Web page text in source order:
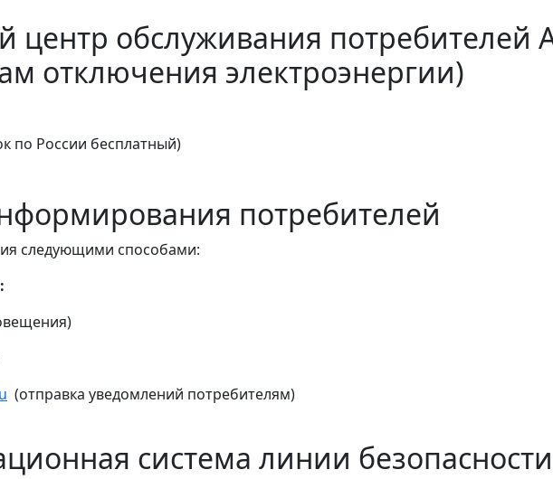
центр обслуживания потребителей
отключения электроэнергии)
по России бесплатный)
потребителей
следующими способами:
(отправка уведомлений потребителям)
система линии безопасности